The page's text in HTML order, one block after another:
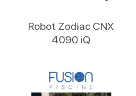
Robot Zodiac CNX
4090 iQ